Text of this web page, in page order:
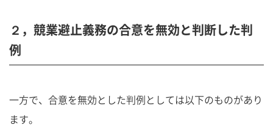
２，競業避止義務の合意を無効と判断した判
例
一方で、合意を無効とした判例としては以下のものがあり
ます。